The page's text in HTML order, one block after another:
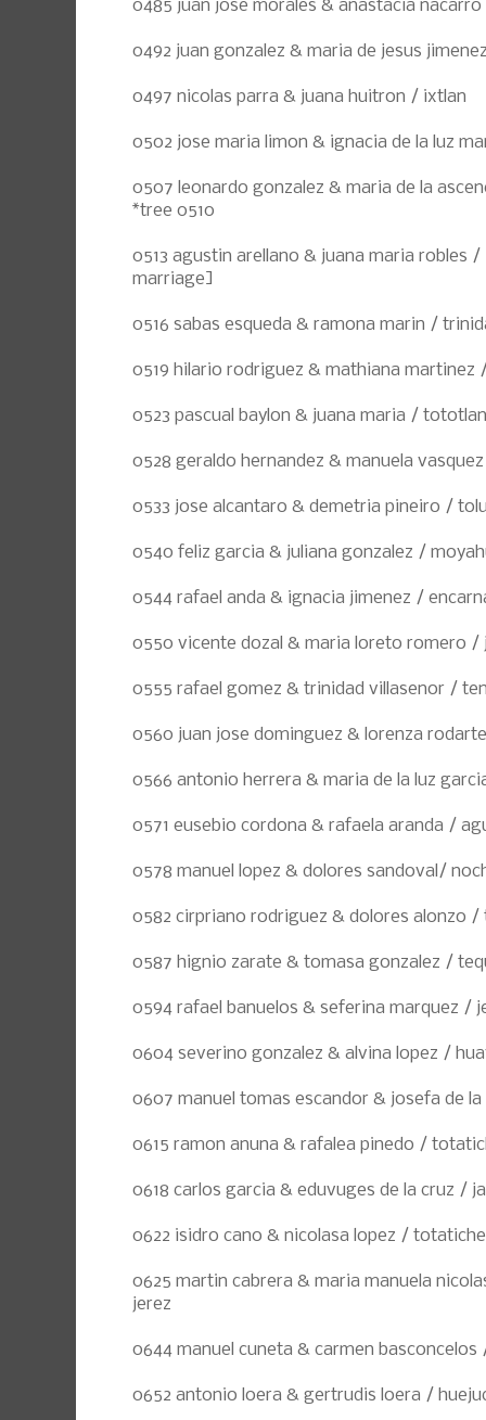
0485 juan jose morales & anastacia
0492 juan gonzalez & maria de jesus
0497 nicolas parra & juana huitron / ixtlan
0502 jose maria limon & ignacia de la luz
0507 leonardo gonzalez & maria de la
*tree 0510
0513 agustin arellano & juana maria robles
marriage]
0516 sabas esqueda & ramona marin /
0519 hilario rodriguez & mathiana martinez
0523 pascual baylon & juana maria / tototlan
0528 geraldo hernandez & manuela
0533 jose alcantaro & demetria pineiro /
0540 feliz garcia & juliana gonzalez /
0544 rafael anda & ignacia jimenez /
0550 vicente dozal & maria loreto romero /
0555 rafael gomez & trinidad villasenor /
0560 juan jose dominguez & lorenza
0566 antonio herrera & maria de la luz
0571 eusebio cordona & rafaela aranda /
0578 manuel lopez & dolores sandoval/
0582 cirpriano rodriguez & dolores alonzo /
0587 hignio zarate & tomasa gonzalez /
0594 rafael banuelos & seferina marquez /
0604 severino gonzalez & alvina lopez /
0607 manuel tomas escandor & josefa de
0615 ramon anuna & rafalea pinedo /
0618 carlos garcia & eduvuges de la cruz /
0622 isidro cano & nicolasa lopez / totatiche
0625 martin cabrera & maria manuela
jerez
0644 manuel cuneta & carmen basconcelos
0652 antonio loera & gertrudis loera /